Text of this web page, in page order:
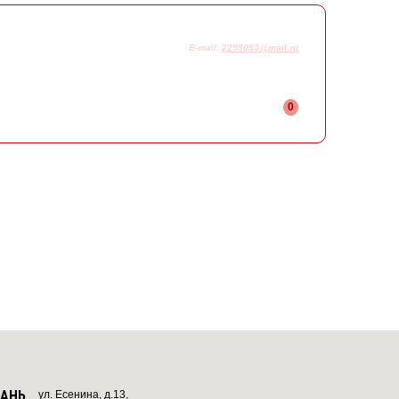
E-mail: 2255053@mail.ru
0
ул. Есенина, д.13,